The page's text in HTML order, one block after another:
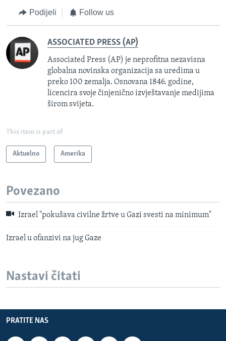
Podijeli Follow us
ASSOCIATED PRESS (AP)
Associated Press (AP) je neprofitna nezavisna
globalna novinska organizacija sa uredima u
preko 100 zemalja. Osnovana 1846. godine,
licencira svoje činjenično izvještavanje medijima
širom svijeta.
This item is part of
Aktuelno Amerika
Povezano
Izrael "pokušava civilne žrtve u Gazi svesti na minimum"
Izrael u ofanzivi na jug Gaze
Nastavi čitati
PRATITE NAS